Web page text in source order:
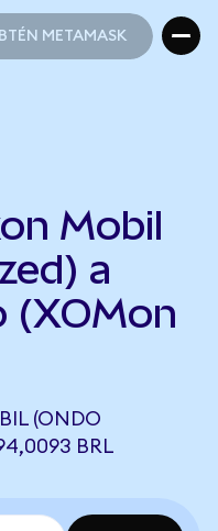
METAMASK
Mobil
a
(XOMon
(ONDO
BRL